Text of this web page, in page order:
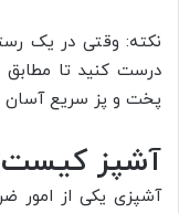
نکته: وقتی در یک
درست کنید تا مطابق
پخت و پز سریع آسان
آشپز
آشپزی یکی از امور